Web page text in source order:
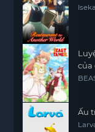
của
của
Ấu